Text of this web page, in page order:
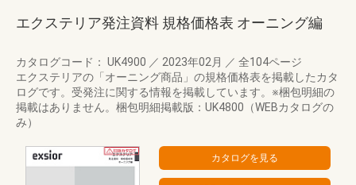
エクステリア発注資料 規格価格表 オーニング編
カタログコード： UK4900 ／ 2023年02月 ／ 全104ページ
エクステリアの「オーニング商品」の規格価格表を掲載したカタ
ログです。受発注に関する情報を掲載しています。※梱包明細の
掲載はありません。梱包明細掲載版：UK4800（WEBカタログの
み）